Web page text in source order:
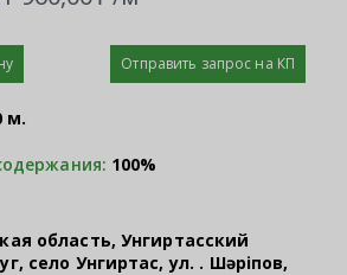
Отправить запрос на КП
м.
100%
область, Унгиртасский
село Унгиртас, ул. Қ. Шәріпов,